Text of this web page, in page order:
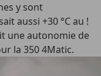
y sont
aussi +30 °C au !
une autonomie de
la 350 4Matic.